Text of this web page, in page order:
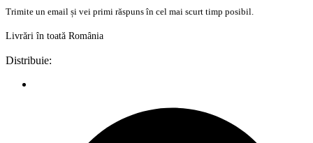
Trimite un email și vei primi răspuns în cel mai scurt timp posibil.
Livrări în toată România
Distribuie: